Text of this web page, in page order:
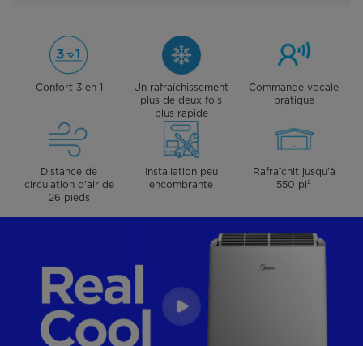
Confort 3 en 1
Un rafraîchissement
plus de deux fois
plus rapide
Commande vocale
pratique
Distance de
circulation d'air de
26 pieds
Installation peu
encombrante
Rafraîchit jusqu'à
550 pi²